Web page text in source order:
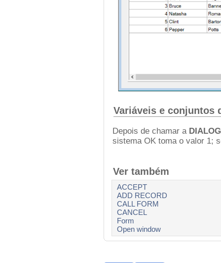
Variáveis e conjuntos
Depois de chamar a DIALOG
sistema OK toma o valor 1;
Ver também
ACCEPT
ADD RECORD
CALL FORM
CANCEL
Form
Open window